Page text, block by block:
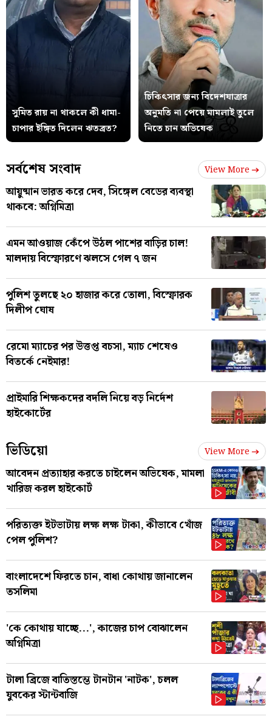
সুমিত রায় না থাকলে কী ধামা-
চাপার ইঙ্গিত দিলেন ঋতব্রত?
চিকিৎসার জন্য বিদেশযাত্রার
অনুমতি না পেয়ে মামলাই তুলে
নিতে চান অভিষেক
সর্বশেষ সংবাদ View More
আয়ুষ্মান ভারত করে দেব, সিঙ্গেল বেডের ব্যবস্থা
থাকবে: অগ্নিমিত্রা
এমন আওয়াজ কেঁপে উঠল পাশের বাড়ির চাল!
মালদায় বিস্ফোরণে ঝলসে গেল ৭ জন
পুলিশ তুলছে ২০ হাজার করে তোলা, বিস্ফোরক
দিলীপ ঘোষ
রেমো ম্যাচের পর উত্তপ্ত বচসা, ম্যাচ শেষেও
বিতর্কে নেইমার!
প্রাইমারি শিক্ষকদের বদলি নিয়ে বড় নির্দেশ
হাইকোর্টের
ভিডিয়ো View More
আবেদন প্রত্যাহার করতে চাইলেন অভিষেক, মামলা
খারিজ করল হাইকোর্ট
পরিত্যক্ত ইটভাটায় লক্ষ লক্ষ টাকা, কীভাবে খোঁজ
পেল পুলিশ?
বাংলাদেশে ফিরতে চান, বাধা কোথায় জানালেন
তসলিমা
'কে কোথায় যাচ্ছে...', কাজের চাপ বোঝালেন
অগ্নিমিত্রা
টালা ব্রিজে বাতিস্তম্ভে টানটান 'নাটক', চলল
যুবকের স্টান্টবাজি